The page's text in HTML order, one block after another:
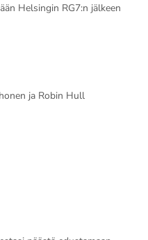
Helsingin RG7:n jälkeen
ja Robin Hull